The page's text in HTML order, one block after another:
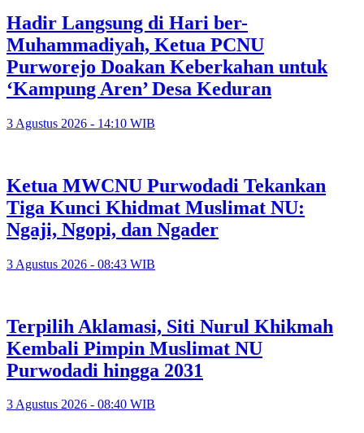
Hadir Langsung di Hari ber-
Muhammadiyah, Ketua PCNU
Purworejo Doakan Keberkahan untuk
‘Kampung Aren’ Desa Keduran
3 Agustus 2026 - 14:10 WIB
Ketua MWCNU Purwodadi Tekankan
Tiga Kunci Khidmat Muslimat NU:
Ngaji, Ngopi, dan Ngader
3 Agustus 2026 - 08:43 WIB
Terpilih Aklamasi, Siti Nurul Khikmah
Kembali Pimpin Muslimat NU
Purwodadi hingga 2031
3 Agustus 2026 - 08:40 WIB